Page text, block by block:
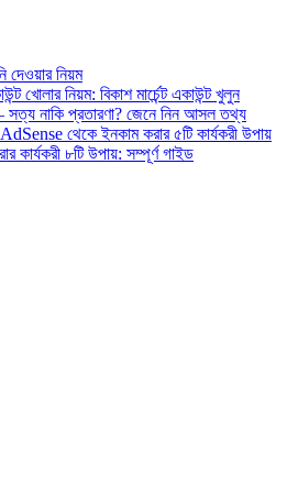
দেওয়ার নিয়ম
খোলার নিয়ম: বিকাশ মার্চেন্ট একাউন্ট খুলুন
সত্য নাকি প্রতারণা? জেনে নিন আসল তথ্য
থেকে ইনকাম করার ৫টি কার্যকরী উপায়
কার্যকরী ৮টি উপায়: সম্পূর্ণ গাইড